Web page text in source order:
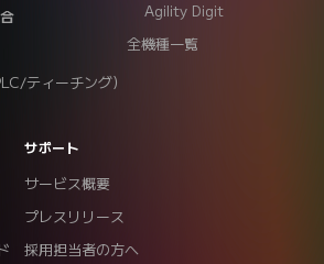
ティーチング）
Agility Digit
全機種一覧
サポート
サービス概要
プレスリリース
採用担当者の方へ